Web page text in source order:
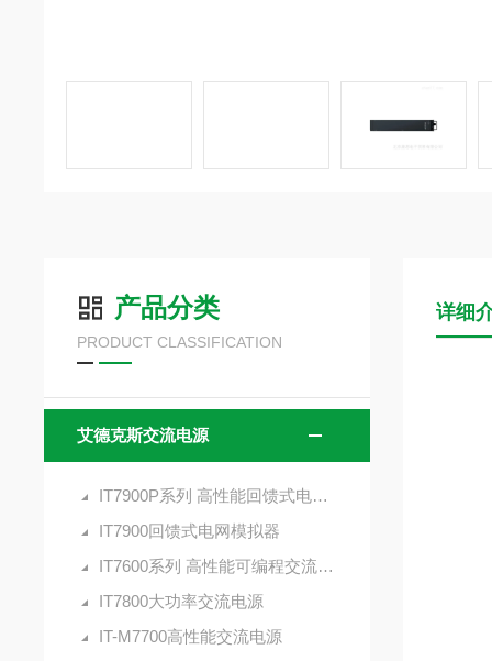
产品分类
PRODUCT CLASSIFICATION
艾德克斯交流电源
IT7900P系列 高性能回馈式电网模拟器
IT7900回馈式电网模拟器
IT7600系列 高性能可编程交流电源
IT7800大功率交流电源
IT-M7700高性能交流电源
详细